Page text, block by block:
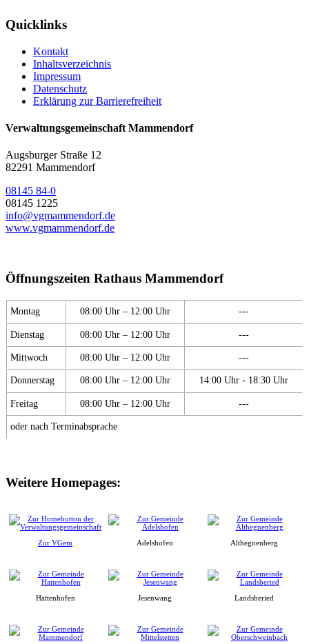
Quicklinks
Kontakt
Inhaltsverzeichnis
Impressum
Datenschutz
Erklärung zur Barrierefreiheit
Verwaltungsgemeinschaft Mammendorf
Augsburger Straße 12
82291 Mammendorf
08145 84-0
08145 1225
info@vgmammendorf.de
www.vgmammendorf.de
Öffnungszeiten Rathaus Mammendorf
Montag 08:00 Uhr – 12:00 Uhr ---
Dienstag 08:00 Uhr – 12:00 Uhr ---
Mittwoch 08:00 Uhr – 12:00 Uhr ---
Donnerstag 08:00 Uhr – 12:00 Uhr 14:00 Uhr - 18:30 Uhr
Freitag 08:00 Uhr – 12:00 Uhr ---
oder nach Terminabsprache
Weitere Homepages:
Zur VGem Adelshofen Althegnenberg
Hattenhofen Jesenwang Landsberied